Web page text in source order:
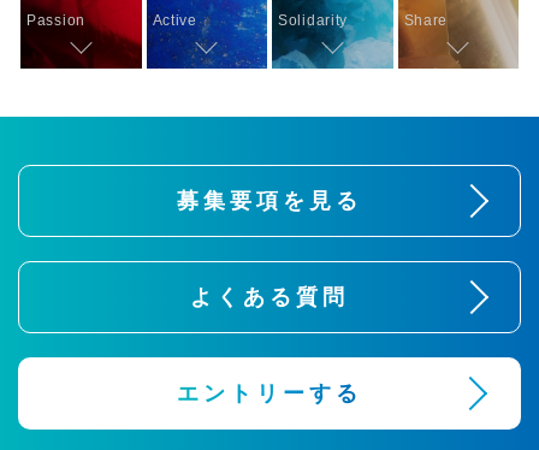
Passion
Active
Solidarity
Share
募集要項を⾒る
よくある質問
エントリーする